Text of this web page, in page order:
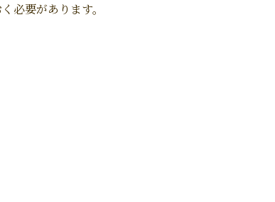
必要があります。